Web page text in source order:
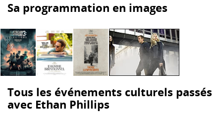
Sa programmation en images
Tous les événements culturels passés
avec Ethan Phillips